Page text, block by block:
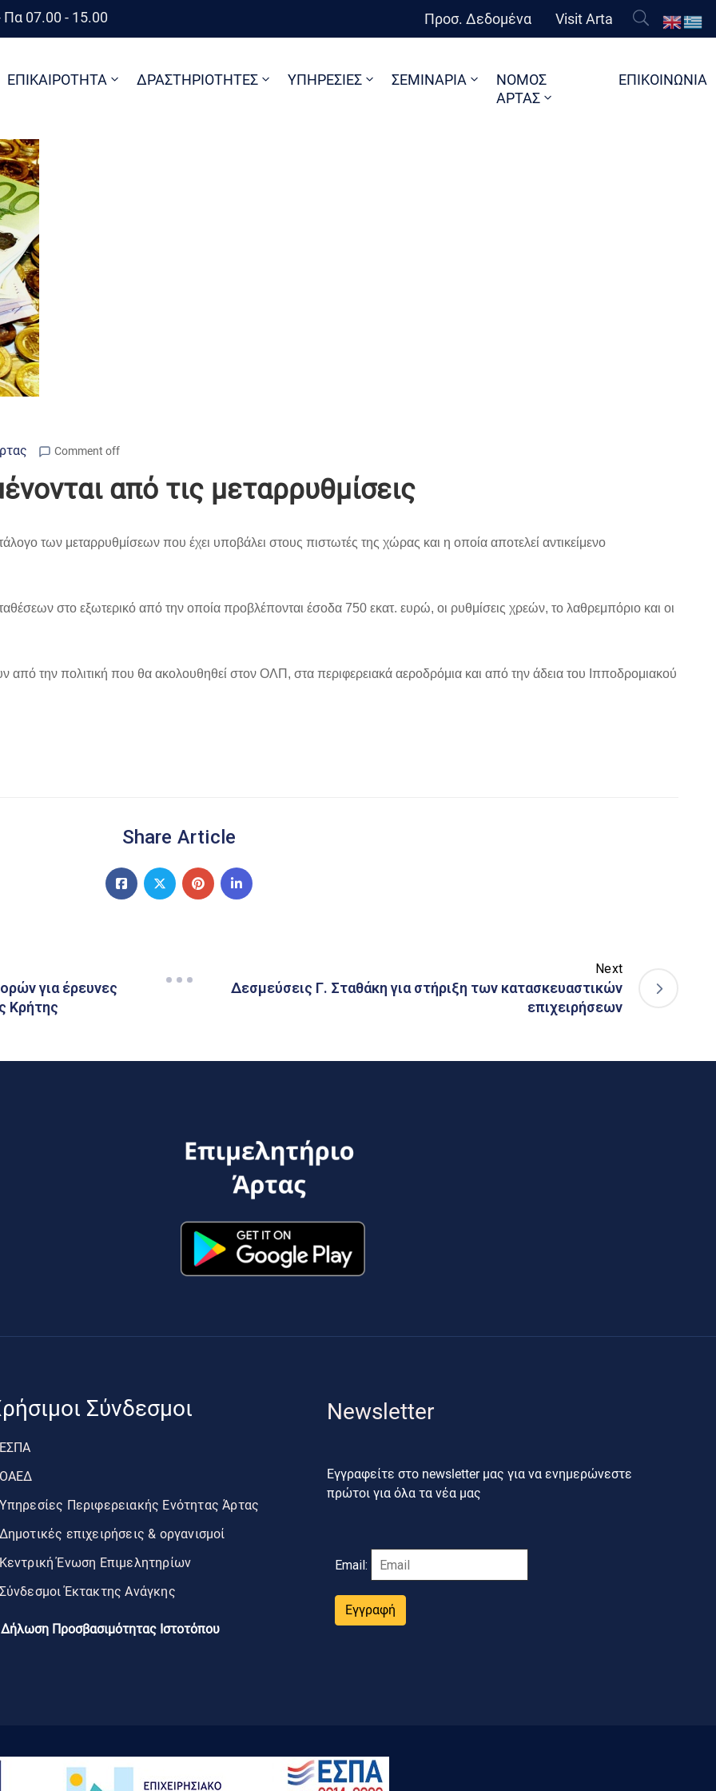
Πα 07.00 - 15.00 Προσ. Δεδομένα Visit Arta
ΕΠΙΚΑΙΡΟΤΗΤΑ ΔΡΑΣΤΗΡΙΟΤΗΤΕΣ ΥΠΗΡΕΣΙΕΣ ΣΕΜΙΝΑΡΙΑ
ΝΟΜΟΣ
ΑΡΤΑΣ
ΕΠΙΚΟΙΝΩΝΙΑ
Comment off
από τις μεταρρυθμίσεις
των μεταρρυθμίσεων που έχει υποβάλει στους πιστωτές της χώρας και η οποία αποτελεί αντικείμενο
στο εξωτερικό από την οποία προβλέπονται έσοδα 750 εκατ. ευρώ, οι ρυθμίσεις χρεών, το λαθρεμπόριο και οι
από την πολιτική που θα ακολουθηθεί στον ΟΛΠ, στα περιφερειακά αεροδρόμια και από την άδεια του Ιπποδρομιακού
Share Article
για έρευνες
Κρήτης
Next
Δεσμεύσεις Γ. Σταθάκη για στήριξη των κατασκευαστικών
επιχειρήσεων
Σύνδεσμοι
Περιφερειακής Ενότητας Άρτας
επιχειρήσεις & οργανισμοί
Ένωση Επιμελητηρίων
Έκτακτης Ανάγκης
Δήλωση Προσβασιμότητας Ιστοτόπου
Newsletter
Εγγραφείτε στο newsletter μας για να ενημερώνεστε
πρώτοι για όλα τα νέα μας
Email:
Εγγραφή